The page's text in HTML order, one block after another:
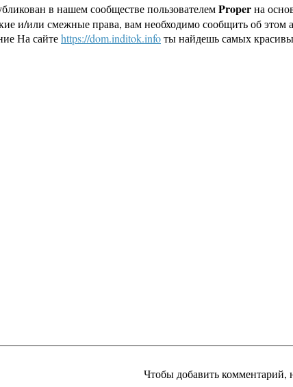
в нашем сообществе пользователемProperна
и/или смежные права, вам необходимо сообщить об
На сайтеhttps://dom.inditok.infoты найдешь самых
Чтобы добавить комментарий,